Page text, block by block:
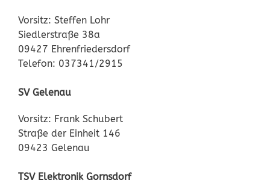
Vorsitz: Steffen Lohr
Siedlerstraße 38a
09427 Ehrenfriedersdorf
Telefon: 037341/2915
SV Gelenau
Vorsitz: Frank Schubert
Straße der Einheit 146
09423 Gelenau
TSV Elektronik Gornsdorf